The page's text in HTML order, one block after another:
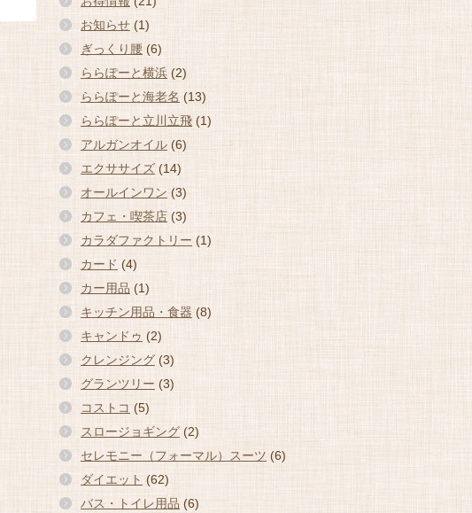
お知らせ (1)
ぎっくり腰 (6)
ららぽーと横浜 (2)
ららぽーと海老名 (13)
ららぽーと立川立飛 (1)
アルガンオイル (6)
エクササイズ (14)
オールインワン (3)
カフェ・喫茶店 (3)
カラダファクトリー (1)
カード (4)
カー用品 (1)
キッチン用品・食器 (8)
キャンドゥ (2)
クレンジング(3)
グランツリー (3)
コストコ (5)
スロージョギング (2)
セレモニー（フォーマル）スーツ (6)
ダイエット (62)
バス・トイレ用品 (6)